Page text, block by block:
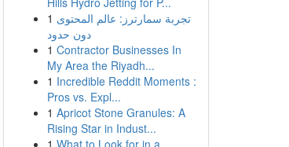
1 تجربة سمارترز: عالم المحتوى
دون حدود
1 Contractor Businesses In
My Area the Riyadh...
1 Incredible Reddit Moments :
Pros vs. Expl...
1 Apricot Stone Granules: A
Rising Star in Indust...
1 What to Look for in a